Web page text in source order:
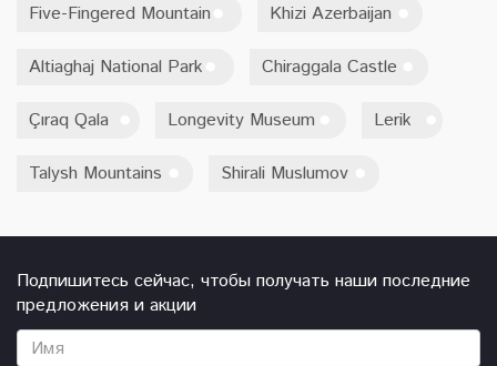
Five-Fingered Mountain Khizi Azerbaijan
Altiaghaj National Park Chiraggala Castle
Çıraq Qala Longevity Museum Lerik
Talysh Mountains Shirali Muslumov
Подпишитесь сейчас, чтобы получать наши последние
предложения и акции